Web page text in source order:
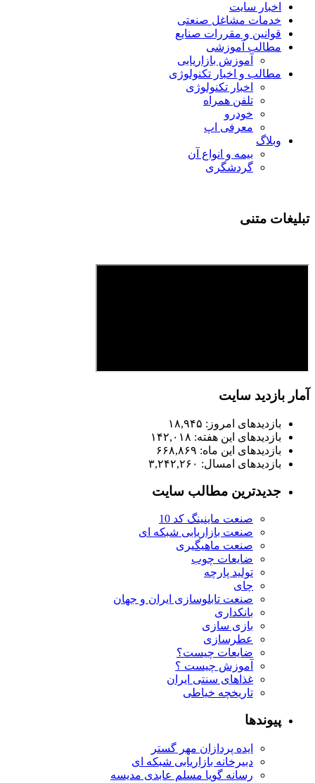
اخبار سایت
خدمات مشاغل صنعتی
قوانین و مقررات صنایع
مطالب آموزشی
آموزش بازاریابی
مطالب و اخبار تکنولوژی
اخبار تکنولوژی
تلفن همراه
خودرو
معرفی اپ
وبلاگ
بیمه و انواع آن
گردشگری
تبلیغات متنی
آمار بازدید سایت
بازدیدهای امروز: ۱۸,۹۴۵
بازدیدهای این هفته: ۱۴۲,۰۱۸
بازدیدهای این ماه: ۶۶۸,۸۶۹
بازدیدهای امسال: ۳,۲۴۲,۲۶۰
جدیدترین مطالب سایت
صنعت ماینینگ کد 10
صنعت بازاریابی شبکه ای
صنعت ماهیگیری
ضایعات چوب
تولید پارچه
چای
صنعت تابلوسازی ایران و جهان
بانکداری
بازی سازی
عطرسازی
ضایعات چیست؟
آموزش چیست ؟
غذاهای سنتی ایران
تاریخچه خیاطی
پیوندها
ایده پردازان مهر گستر
دبیرخانه بازاریابی شبکه ای
رسانه گویا مسلم عابدی مدیسه